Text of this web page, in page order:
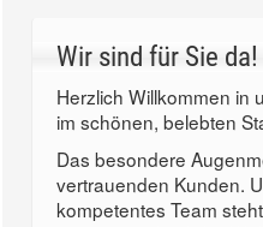
Wir sind für Sie da!
Herzlich Willkommen in
im schönen, belebten
Das besondere
vertrauenden Kunden.
kompetentes Team